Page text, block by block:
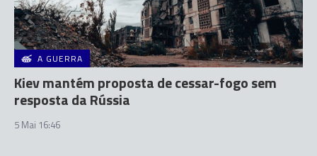
A GUERRA
Kiev mantém proposta de cessar-fogo sem
resposta da Rússia
5 Mai 16:46